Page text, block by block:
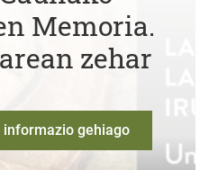
Memoria.
zehar
gehiago